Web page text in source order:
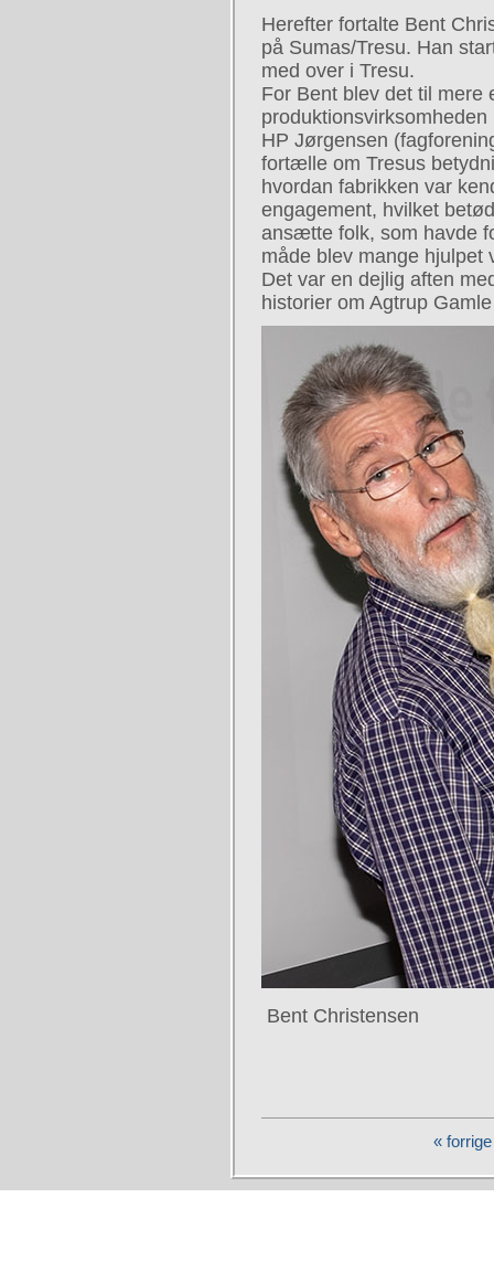
Herefter fortalte Bent
på Sumas/Tresu. Han
med over i Tresu.
For Bent blev det til mere
HP Jørgensen
fortælle om Tresus
hvordan fabrikken var
engagement, hvilket
ansætte folk, som havde
måde blev mange hjulpet
Det var en dejlig aften
historier om Agtrup
Bent Christensen
« forrige